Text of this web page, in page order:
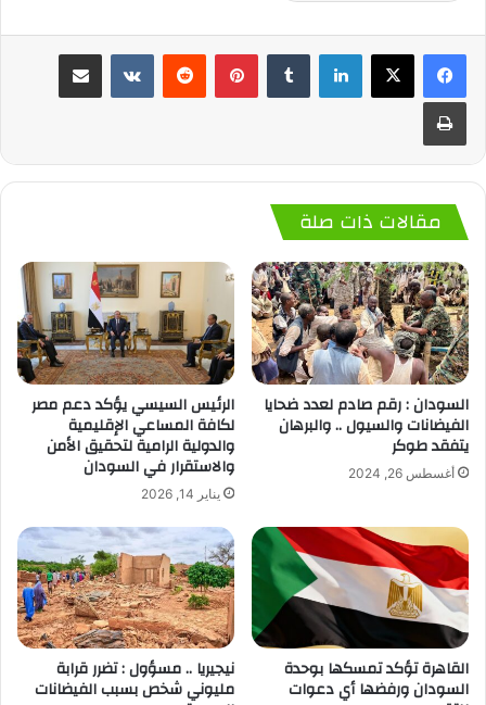
لينكدإن بينتيريست
مقالات ذات صلة
السودان : رقم صادم لعدد ضحايا
الفيضانات والسيول .. والبرهان
يتفقد طوكر
أغسطس 26, 2024
الرئيس السيسي يؤكد دعم مصر
لكافة المساعي الإقليمية
والدولية الرامية لتحقيق الأمن
والاستقرار في السودان
يناير 14, 2026
القاهرة تؤكد تمسكها بوحدة
السودان ورفضها أي دعوات
نيجيريا .. مسؤول : تضرر قرابة
مليوني شخص بسبب الفيضانات